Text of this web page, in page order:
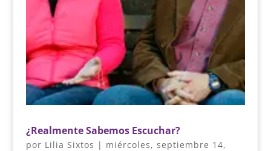
¿Realmente Sabemos Escuchar?
por Lilia Sixtos | miércoles, septiembre 14,